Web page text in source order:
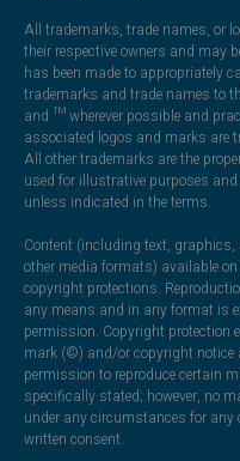
All trademarks, trade names, or
their respective owners and may
has been made to appropriately
trademarks and trade names to
and ™ wherever possible and
associated logos and marks are
All other trademarks are the
used for illustrative purposes
unless indicated in the terms.
Content (including text,
other media formats) available
copyright protections.
any means and in any format is
permission. Copyright protection
mark (©) and/or copyright notice
permission to reproduce certain
specifically stated; however, no
under any circumstances for
written consent.